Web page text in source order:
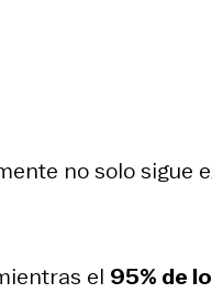
no solo sigue
el 95% de